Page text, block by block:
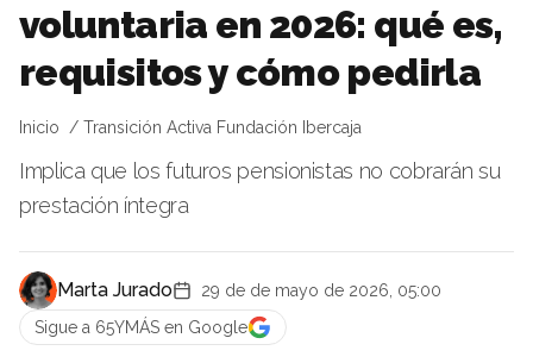
voluntaria en 2026: qué es,
requisitos y cómo pedirla
Inicio Transición Activa Fundación Ibercaja
Implica que los futuros pensionistas no cobrarán su
prestación íntegra
Marta Jurado
29 de de mayo de 2026, 05:00
Sigue a 65YMÁS en Google